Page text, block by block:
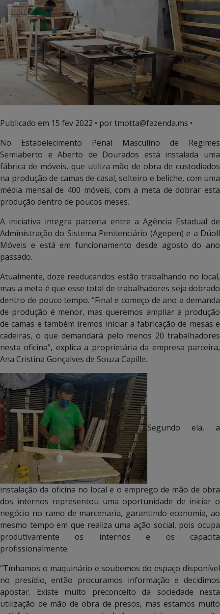
Publicado em 15 fev 2022 • por tmotta@fazenda.ms •
No Estabelecimento Penal Masculino de Regimes
Semiaberto e Aberto de Dourados está instalada uma
fábrica de móveis, que utiliza mão de obra de custodiados
na produção de camas de casal, solteiro e beliche, com uma
média mensal de 400 móveis, com a meta de dobrar esta
produção dentro de poucos meses.
A iniciativa integra parceria entre a Agência Estadual de
Administração do Sistema Penitenciário (Agepen) e a Düoll
Móveis e está em funcionamento desde agosto do ano
passado.
Atualmente, doze reeducandos estão trabalhando no local,
mas a meta é que esse total de trabalhadores seja dobrado
dentro de pouco tempo. “Final e começo de ano a demanda
de produção é menor, mas queremos ampliar a produção
de camas e também iremos iniciar a fabricação de mesas e
cadeiras, o que demandará pelo menos 20 trabalhadores
nesta oficina”, explica a proprietária da empresa parceira,
Ana Cristina Gonçalves de Souza Capille.
Segundo ela, a
instalação da oficina no local e o emprego de mão de obra
dos internos representou uma oportunidade de iniciar o
negócio no ramo de marcenaria, garantindo economia, ao
mesmo tempo em que realiza uma ação social, pois ocupa
produtivamente os internos e os capacita
profissionalmente.
“Tínhamos o maquinário e soubemos do espaço disponível
no presídio, então procuramos informação e decidimos
apostar. Existe muito preconceito da sociedade nesta
utilização de mão de obra de presos, mas estamos muito